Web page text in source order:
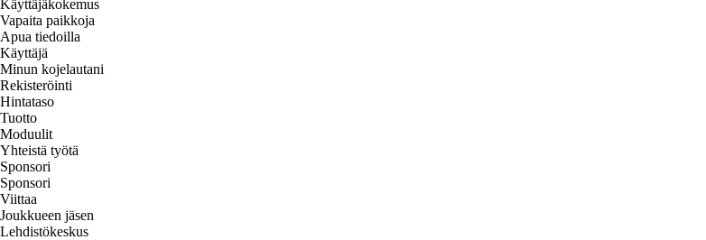
Käyttäjäkokemus
Vapaita paikkoja
Apua tiedoilla
Käyttäjä
Minun kojelautani
Rekisteröinti
Hintataso
Tuotto
Moduulit
Yhteistä työtä
Sponsori
Sponsori
Viittaa
Joukkueen jäsen
Lehdistökeskus